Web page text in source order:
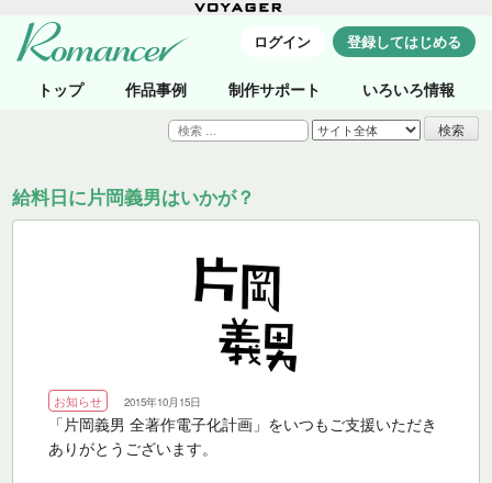
トップ 作品事例 制作サポート いろいろ情報
ログイン 登録してはじめる
検
索:
給料日に片岡義男はいかが？
お知らせ 2015年10月15日
「片岡義男 全著作電子化計画」をいつもご支援いただき
ありがとうございます。